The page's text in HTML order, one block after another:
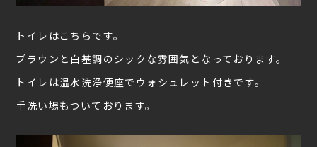
トイレはこちらです。
ブラウンと白基調のシックな雰囲気となっております。
トイレは温水洗浄便座でウォシュレット付きです。
手洗い場もついております。